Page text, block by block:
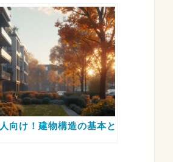
向け！建物構造の基本と